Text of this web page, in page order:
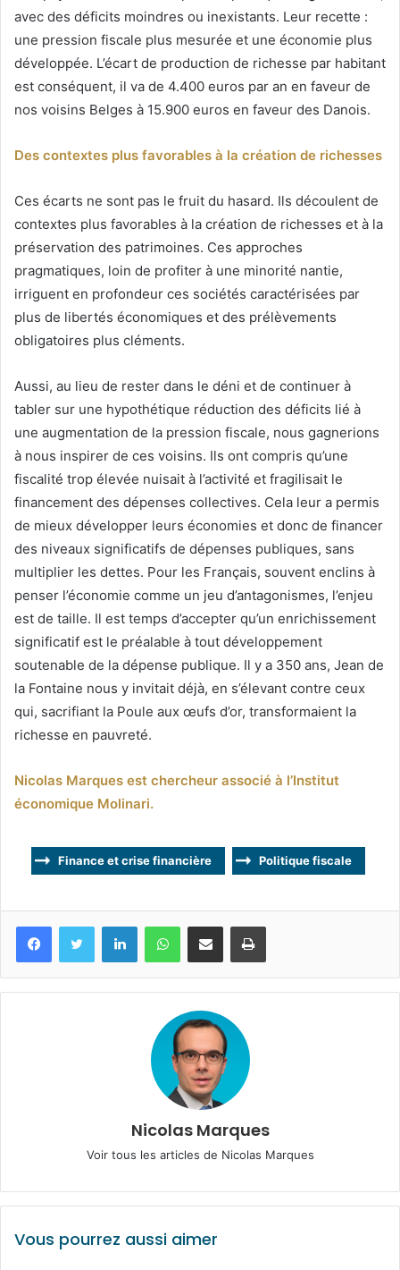
avec des déficits moindres ou inexistants. Leur recette :
une pression fiscale plus mesurée et une économie plus
développée. L’écart de production de richesse par habitant
est conséquent, il va de 4.400 euros par an en faveur de
nos voisins Belges à 15.900 euros en faveur des Danois.
Des contextes plus favorables à la création de richesses
Ces écarts ne sont pas le fruit du hasard. Ils découlent de
contextes plus favorables à la création de richesses et à la
préservation des patrimoines. Ces approches
pragmatiques, loin de profiter à une minorité nantie,
irriguent en profondeur ces sociétés caractérisées par
plus de libertés économiques et des prélèvements
obligatoires plus cléments.
Aussi, au lieu de rester dans le déni et de continuer à
tabler sur une hypothétique réduction des déficits lié à
une augmentation de la pression fiscale, nous gagnerions
à nous inspirer de ces voisins. Ils ont compris qu’une
fiscalité trop élevée nuisait à l’activité et fragilisait le
financement des dépenses collectives. Cela leur a permis
de mieux développer leurs économies et donc de financer
des niveaux significatifs de dépenses publiques, sans
multiplier les dettes. Pour les Français, souvent enclins à
penser l’économie comme un jeu d’antagonismes, l’enjeu
est de taille. Il est temps d’accepter qu’un enrichissement
significatif est le préalable à tout développement
soutenable de la dépense publique. Il y a 350 ans, Jean de
la Fontaine nous y invitait déjà, en s’élevant contre ceux
qui, sacrifiant la Poule aux œufs d’or, transformaient la
richesse en pauvreté.
Nicolas Marques est chercheur associé à l’Institut
économique Molinari.
Finance et crise financière Politique fiscale
FacebookTwitter LinkedinWhatsApp
Partagez par mail Imprimez
Nicolas Marques
Voir tous les articles de Nicolas Marques
Vous pourrez aussi aimer